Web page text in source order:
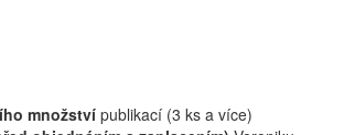
množství publikací (3 ks a více)